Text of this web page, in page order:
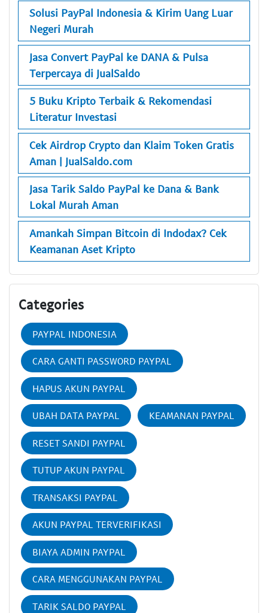
Solusi PayPal Indonesia & Kirim Uang Luar
Negeri Murah
Jasa Convert PayPal ke DANA & Pulsa
Terpercaya di JualSaldo
5 Buku Kripto Terbaik & Rekomendasi
Literatur Investasi
Cek Airdrop Crypto dan Klaim Token Gratis
Aman | JualSaldo.com
Jasa Tarik Saldo PayPal ke Dana & Bank
Lokal Murah Aman
Amankah Simpan Bitcoin di Indodax? Cek
Keamanan Aset Kripto
Categories
PAYPAL INDONESIA
CARA GANTI PASSWORD PAYPAL
HAPUS AKUN PAYPAL
UBAH DATA PAYPAL KEAMANAN PAYPAL
RESET SANDI PAYPAL
TUTUP AKUN PAYPAL
TRANSAKSI PAYPAL
AKUN PAYPAL TERVERIFIKASI
BIAYA ADMIN PAYPAL
CARA MENGGUNAKAN PAYPAL
TARIK SALDO PAYPAL